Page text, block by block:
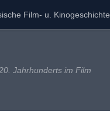
Film- u. Kinogeschichte
Jahrhunderts im Film